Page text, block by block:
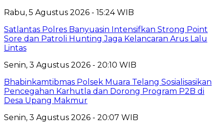
Rabu, 5 Agustus 2026 - 15:24 WIB
Satlantas Polres Banyuasin Intensifkan Strong Point
Sore dan Patroli Hunting Jaga Kelancaran Arus Lalu
Lintas
Senin, 3 Agustus 2026 - 20:10 WIB
Bhabinkamtibmas Polsek Muara Telang Sosialisasikan
Pencegahan Karhutla dan Dorong Program P2B di
Desa Upang Makmur
Senin, 3 Agustus 2026 - 20:07 WIB